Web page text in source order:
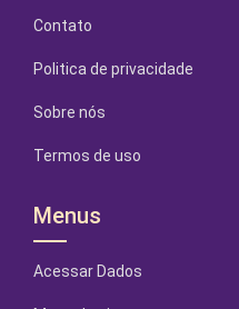
Contato
Politica de privacidade
Sobre nós
Termos de uso
Menus
Acessar Dados